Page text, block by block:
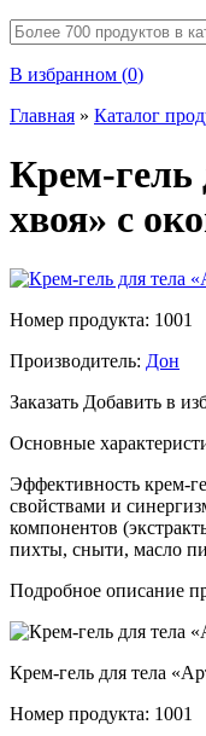
В избранном (0)
Главная » Каталог
Крем-гель
хвоя» с
Номер продукта: 1001
Производитель: Дон
Заказать Добавить в
Основные
Эффективность крем-
свойствами и
компонентов
пихты, сныти, масло
Подробное описание
Крем-гель для тела
Номер продукта: 1001